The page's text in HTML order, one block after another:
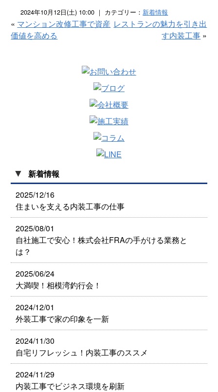
2024年10月12日(土) 10:00 ｜ カテゴリー： 新着情報
« マンション改修工事で資産
価値を高める
レストランの魅力を引き出
す内装工事 »
▼ 新着情報
2025/12/16
住まいを支える内装工事の仕事
2025/08/01
自社施工で安心！株式会社FRAの手がける業務と
は？
2025/06/24
大満喫！相模湾釣行会！
2024/12/01
外装工事で家の印象を一新
2024/11/30
自宅リフレッシュ！内装工事のススメ
2024/11/29
内装工事でビジネス環境を刷新